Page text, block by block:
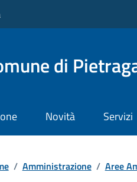
di
Novità Servizi
/ Amministrazione / Aree